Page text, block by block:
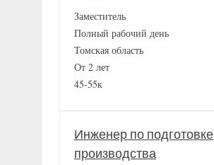
Заместитель
Полный рабочий день
Томская область
От 2 лет
45-55к
Инженер по подготовке
производства